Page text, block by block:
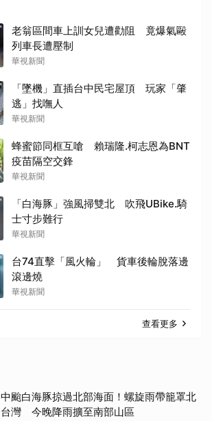
老翁區間車上訓女兒遭勸阻 竟爆氣毆
列車長遭壓制
華視新聞
「墜機」直插台中民宅屋頂 玩家「肇
逃」找嘸人
華視新聞
蜂蜜節同框互嗆 賴瑞隆.柯志恩為BNT
疫苗隔空交鋒
華視新聞
「白海豚」強風掃雙北 吹飛UBike.騎
士寸步難行
華視新聞
台74直擊「風火輪」 貨車後輪脫落邊
滾邊燒
華視新聞
查看更多
中颱白海豚掠過北部海面！螺旋雨帶籠罩北
台灣 今晚降雨擴至南部山區